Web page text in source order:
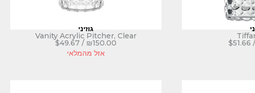
/
$51.66
גוזיני
Vanity Acrylic Pitcher, Clear
₪150.00
/
$49.67
אזל מהמלאי